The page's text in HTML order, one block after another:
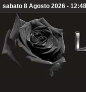
sabato 8 Agosto 2026 -